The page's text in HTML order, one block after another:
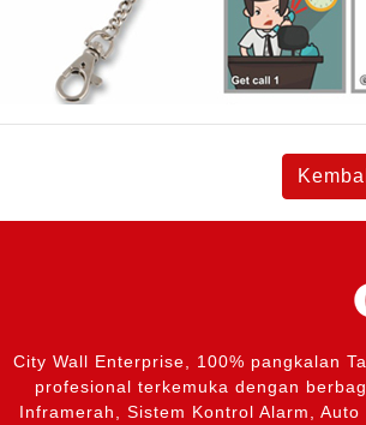
City Wall Enterprise, 100% pangkalan
profesional terkemuka dengan
Inframerah, Sistem Kontrol Alarm,